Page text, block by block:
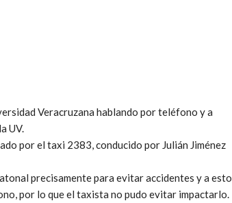
Veracruzana hablando por teléfono y a
UV.
por el taxi 2383, conducido por Julián Jiménez
precisamente para evitar accidentes y a esto
por lo que el taxista no pudo evitar impactarlo.